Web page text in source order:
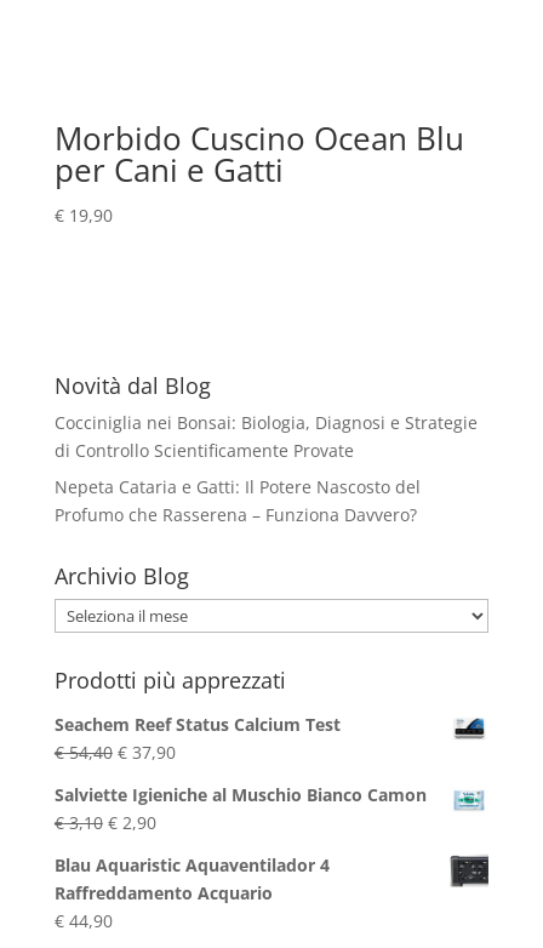
Morbido Cuscino Ocean Blu
per Cani e Gatti
€19,90
Novità dal Blog
Cocciniglia nei Bonsai: Biologia, Diagnosi e Strategie
di Controllo Scientificamente Provate
Nepeta Cataria e Gatti: Il Potere Nascosto del
Profumo che Rasserena – Funziona Davvero?
Archivio Blog
Archivio
Blog
Prodotti più apprezzati
Seachem Reef Status Calcium Test
€54,40 Il
originale
era:
€ 54,40.
€37,90Il
attuale
€ 37,90.
Salviette Igieniche al Muschio Bianco Camon
€3,10 Il
originale
era:
€ 3,10.
€2,90Il
attuale
è:
Blau Aquaristic Aquaventilador 4
Raffreddamento Acquario
€44,90